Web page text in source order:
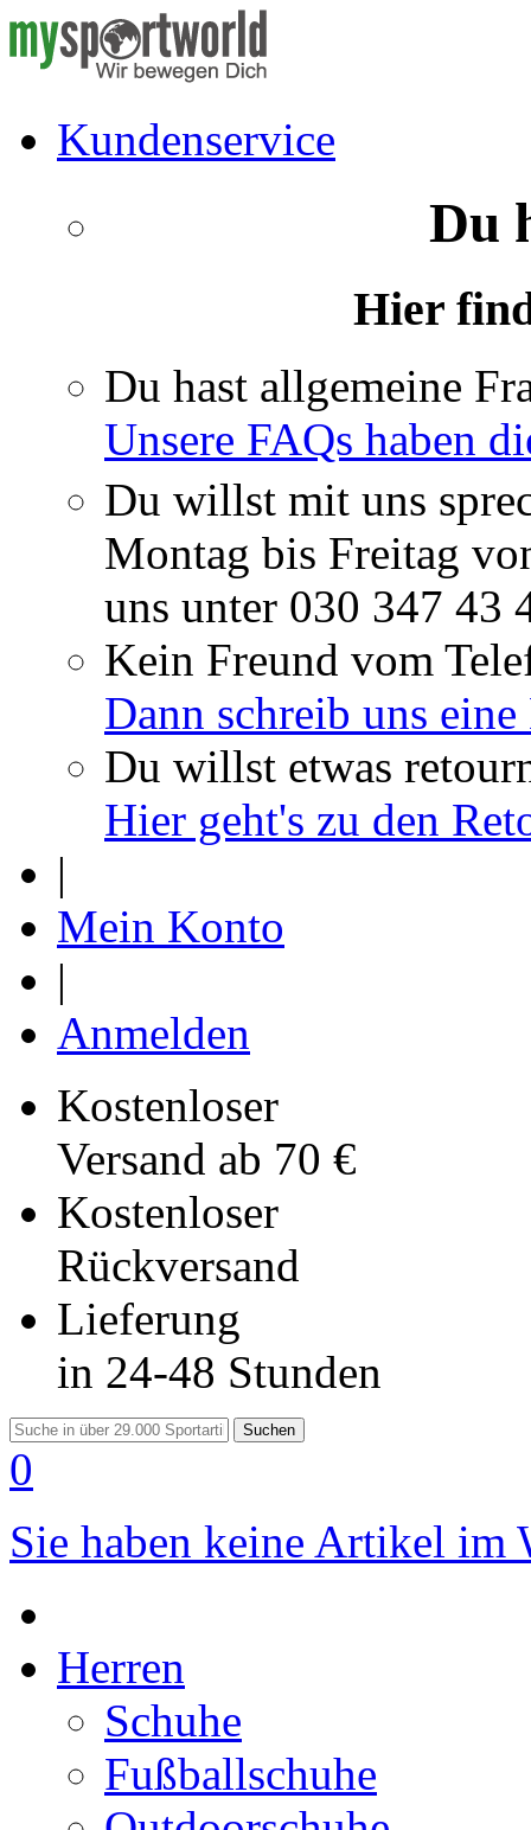
Kundenservice
Du
Hier
Du hast allgemeine
Unsere FAQs haben
Du willst mit uns
Montag bis Freitag
uns unter 030 347 43
Kein Freund vom
Dann schreib uns
Du willst etwas
Hier geht's zu den
|
Mein Konto
|
Anmelden
Kostenloser
Versand ab 70 €
Kostenloser
Rückversand
Lieferung
in 24-48 Stunden
Suchen
0
Sie haben keine Artikel im
Herren
Schuhe
Fußballschuhe